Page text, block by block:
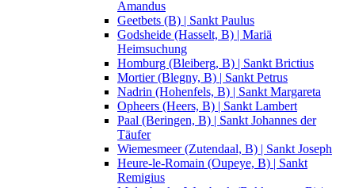
Amandus
Geetbets (B) | Sankt Paulus
Godsheide (Hasselt, B) | Mariä
Heimsuchung
Homburg (Bleiberg, B) | Sankt Brictius
Mortier (Blegny, B) | Sankt Petrus
Nadrin (Hohenfels, B) | Sankt Margareta
Opheers (Heers, B) | Sankt Lambert
Paal (Beringen, B) | Sankt Johannes der
Täufer
Wiemesmeer (Zutendaal, B) | Sankt Joseph
Heure-le-Romain (Oupeye, B) | Sankt
Remigius